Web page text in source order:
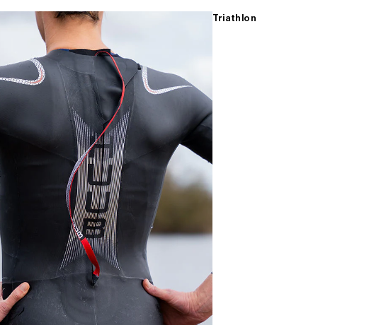
Triathlon